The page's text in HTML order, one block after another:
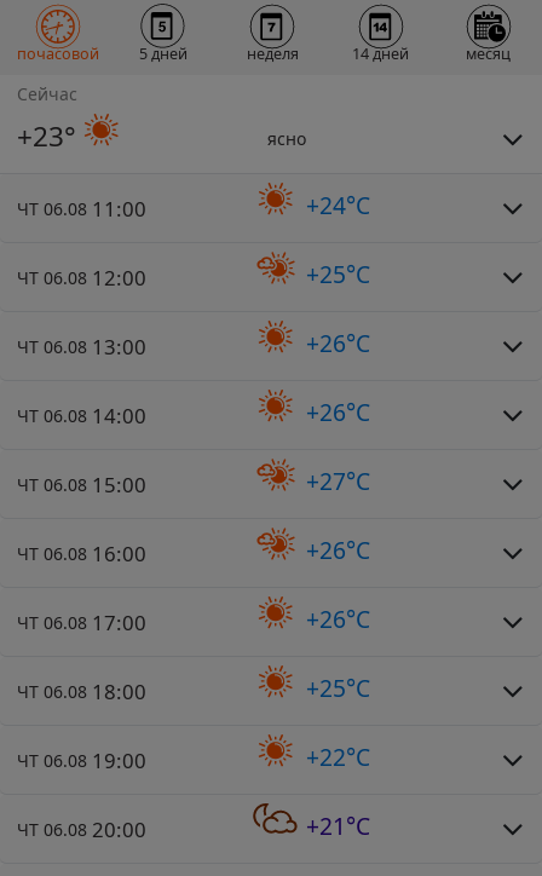
почасовой 5 дней неделя 14 дней месяц
Сейчас
+23° ясно
ЧТ 06.08 11:00 +24°C
ЧТ 06.08 12:00 +25°C
ЧТ 06.08 13:00 +26°C
ЧТ 06.08 14:00 +26°C
ЧТ 06.08 15:00 +27°C
ЧТ 06.08 16:00 +26°C
ЧТ 06.08 17:00 +26°C
ЧТ 06.08 18:00 +25°C
ЧТ 06.08 19:00 +22°C
ЧТ 06.08 20:00 +21°C